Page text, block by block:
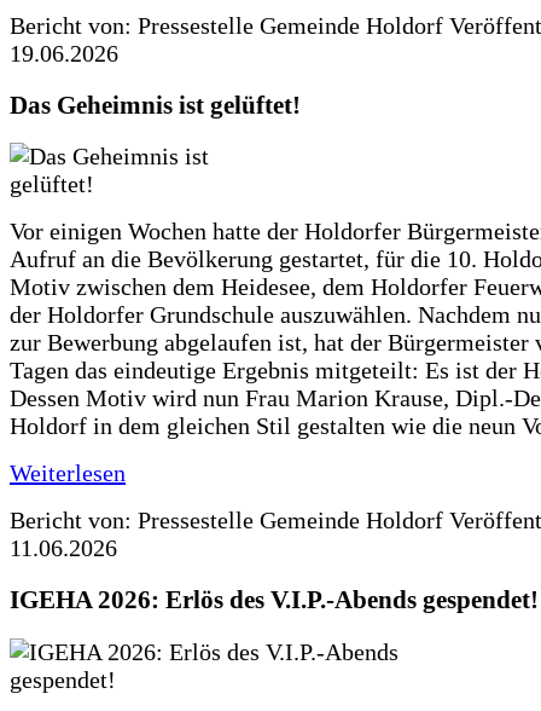
Bericht von: Pressestelle Gemeinde Holdorf
19.06.2026
Das Geheimnis ist gelüftet!
Vor einigen Wochen hatte der Holdorfer
Aufruf an die Bevölkerung gestartet, für die 10.
Motiv zwischen dem Heidesee, dem Holdorfer
der Holdorfer Grundschule auszuwählen. Nachdem
zur Bewerbung abgelaufen ist, hat der Bürgermeister
Tagen das eindeutige Ergebnis mitgeteilt: Es ist der
Dessen Motiv wird nun Frau Marion Krause, Dipl.-
Holdorf in dem gleichen Stil gestalten wie die neun
Weiterlesen
Bericht von: Pressestelle Gemeinde Holdorf
11.06.2026
IGEHA 2026: Erlös des V.I.P.-Abends gespendet!